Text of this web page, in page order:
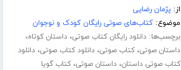
از:پژمان رضایی
موضوع:کتاب‌های صوتی رایگان کودک و نوجوان
برچسب‌ها:دانلود رایگان کتاب صوتی،داستان کوتاه،
داستان صوتی،کتاب صوتی،دانلود کتاب صوتی،دانلود
کتاب صوتی داستان،داستان صوتی،کتاب گویا